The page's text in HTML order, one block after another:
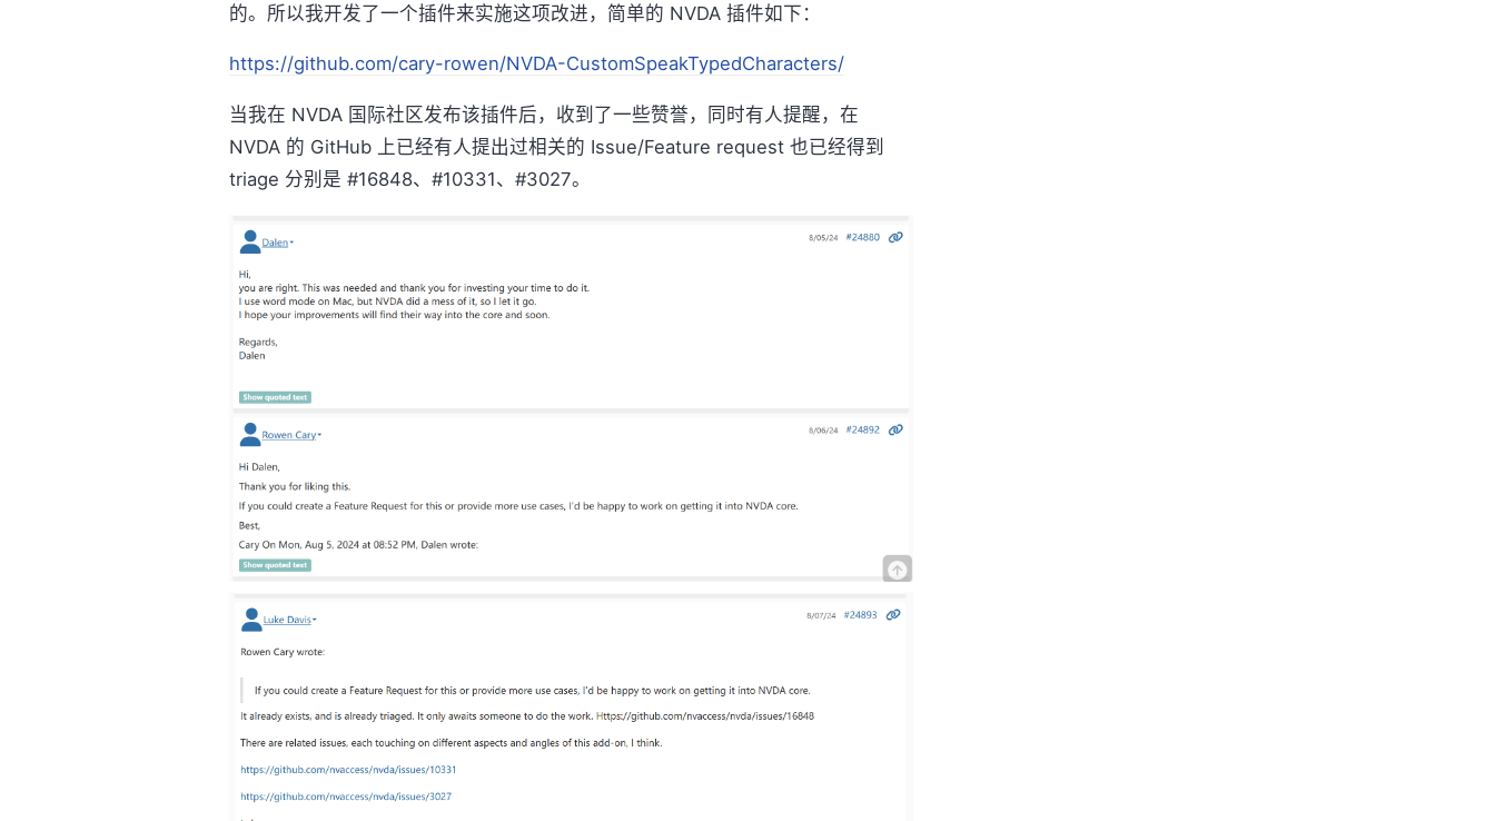
的。所以我开发了一个插件来实施这项改进，简单的 NVDA 插件如下：
https://github.com/cary-rowen/NVDA-CustomSpeakTypedCharacters/
当我在 NVDA 国际社区发布该插件后，收到了一些赞誉，同时有人提醒，在
NVDA 的 GitHub 上已经有人提出过相关的 Issue/Feature request 也已经得到
triage 分别是 #16848、#10331、#3027。